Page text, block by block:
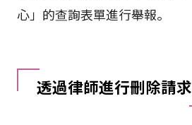
心」的查詢表單進行舉報。
透過律師進行刪除請求